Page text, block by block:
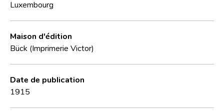
Luxembourg
Maison d'édition
Bück (Imprimerie Victor)
Date de publication
1915